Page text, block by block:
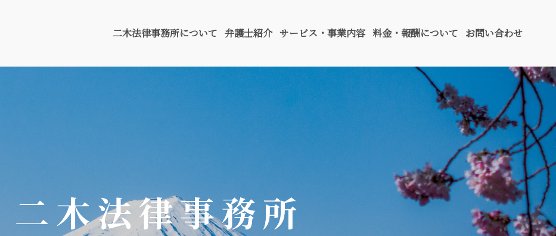
二木法律事務所について 弁護士紹介 サービス・事業内容 料金・報酬について お問い合わせ